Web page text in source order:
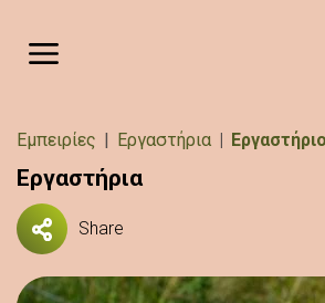
Breadcrumb
Εμπειρίες Εργαστήρια
Εργαστήρια
Share